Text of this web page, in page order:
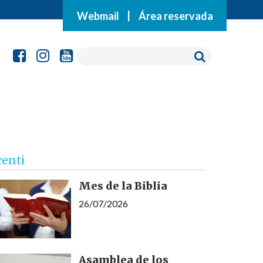
Webmail Área reservada
Mes de la Biblia
26/07/2026
Asamblea de los